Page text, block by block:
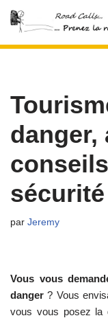
Aller
sécurité
par Jeremy
Vous vous
danger ? Vous
vous vous posez la